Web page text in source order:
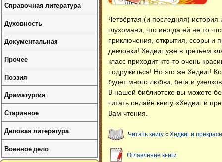
Четвёртая (и последняя) история
глухомани, что иногда ей не то
приключения, открытия, ссоры и
девчонки! Хедвиг уже в третьем
класс приходит кто-то очень
подружиться! Но это же Хедвиг!
будет много любви, бега и
В нашей библиотеке вы можете
читать онлайн книгу «Хедвиг и
Вам чтения.
Читать книгу « Хедвиг и
Оглавление книги
Справочная литература
Духовность
Документальная
Прочее
Поэзия
Драматургия
Старинное
Деловая литература
Военное дело